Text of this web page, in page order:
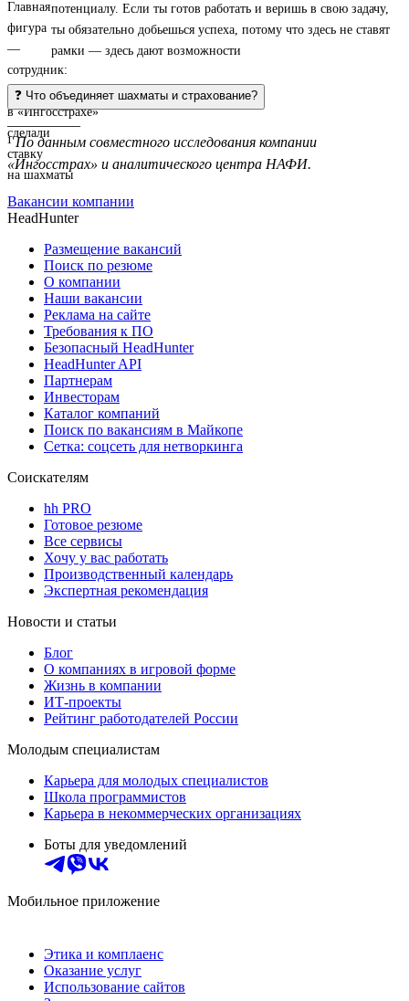
потенциалу. Если ты готов работать и веришь в свою задачу,
ты обязательно добьешься успеха, потому что здесь не ставят
рамки — здесь дают возможности
❓ Что объединяет шахматы и страхование?
__________
¹По данным совместного исследования компании
«Ингосстрах» и аналитического центра НАФИ.
Вакансии компании
HeadHunter
Размещение вакансий
Поиск по резюме
О компании
Наши вакансии
Реклама на сайте
Требования к ПО
Безопасный HeadHunter
HeadHunter API
Партнерам
Инвесторам
Каталог компаний
Поиск по вакансиям в Майкопе
Сетка: соцсеть для нетворкинга
Соискателям
hh PRO
Готовое резюме
Все сервисы
Хочу у вас работать
Производственный календарь
Экспертная рекомендация
Новости и статьи
Блог
О компаниях в игровой форме
Жизнь в компании
ИТ-проекты
Рейтинг работодателей России
Молодым специалистам
Карьера для молодых специалистов
Школа программистов
Карьера в некоммерческих организациях
Боты для уведомлений
Мобильное приложение
Этика и комплаенс
Оказание услуг
Использование сайтов